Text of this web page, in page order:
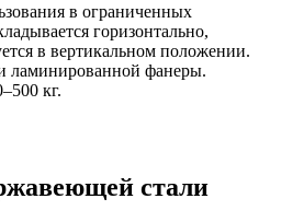
в ограниченных
горизонтально,
в вертикальном положении.
ламинированной фанеры.
кг.
стали